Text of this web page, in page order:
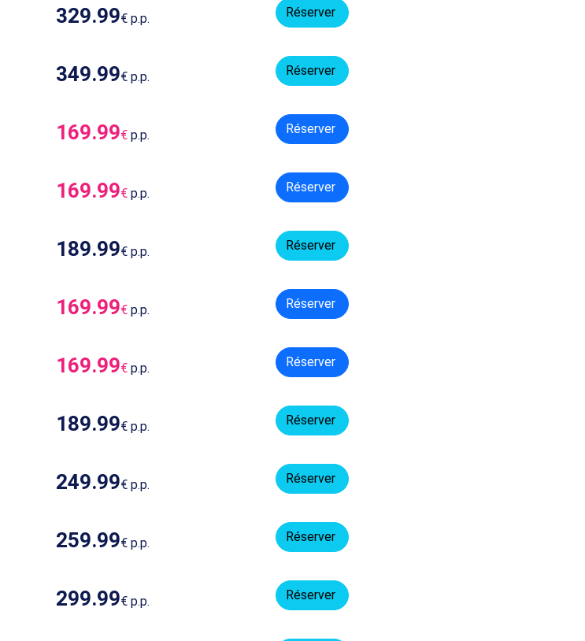
329.99€ p.p. Réserver
349.99€ p.p. Réserver
169.99€ p.p. Réserver
169.99€ p.p. Réserver
189.99€ p.p. Réserver
169.99€ p.p. Réserver
169.99€ p.p. Réserver
189.99€ p.p. Réserver
249.99€ p.p. Réserver
259.99€ p.p. Réserver
299.99€ p.p. Réserver